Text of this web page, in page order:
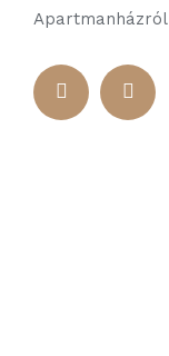
Apartmanházról